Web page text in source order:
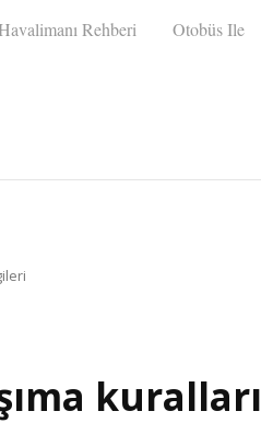
Rehberi Otobüs Ile
kuralları